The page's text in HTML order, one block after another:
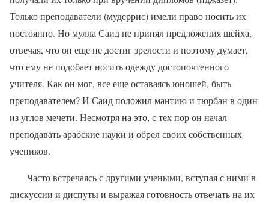
Только преподаватели (мудеррис) имели право носить их
постоянно. Но мулла Саид не принял предложения шейха,
отвечая, что он еще не достиг зрелости и поэтому думает,
что ему не подобает носить одежду достопочтенного
учителя. Как он мог, все еще оставаясь юношей, быть
преподавателем? И Саид положил мантию и тюрбан в один
из углов мечети. Несмотря на это, с тех пор он начал
преподавать арабские науки и обрел своих собственных
учеников.
Часто встречаясь с другими учеными, вступая с ними в
дискуссии и диспуты и выражая готовность отвечать на их